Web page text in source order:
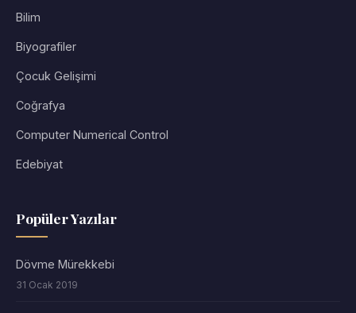
Bilim
Biyografiler
Çocuk Gelişimi
Coğrafya
Computer Numerical Control
Edebiyat
Popüler Yazılar
Dövme Mürekkebi
31 Ocak 2019